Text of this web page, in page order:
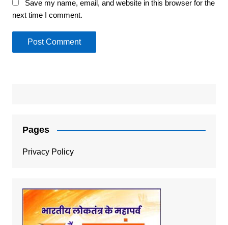
Save my name, email, and website in this browser for the
next time I comment.
Pages
Privacy Policy